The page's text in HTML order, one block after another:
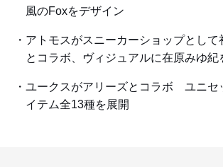
風のFoxをデザイン
アトモスがスニーカーショップとして
とコラボ、ヴィジュアルに在原みゆ紀
ユークスがアリーズとコラボ ユニセ
イテム全13種を展開